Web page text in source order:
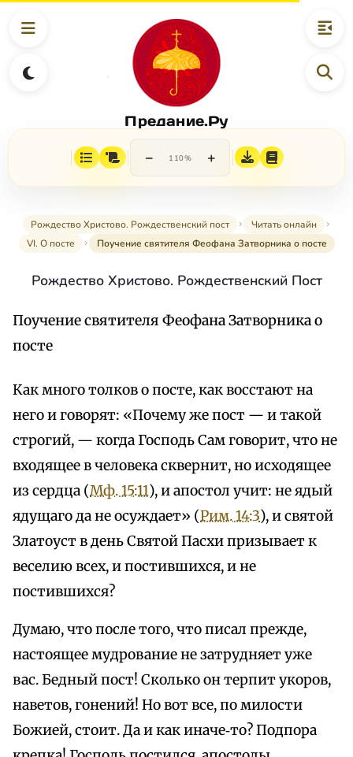
Предание.Ру
− 110% +
Рождество Христово. Рождественский пост
Читать онлайн
VI. О посте
Поучение святителя Феофана Затворника о посте
Рождество Христово. Рождественский Пост
Поучение святителя Феофана Затворника о
посте
Как много толков о посте, как восстают на
него и говорят: «Почему же пост — и такой
строгий, — когда Господь Сам говорит, что не
входящее в человека сквернит, но исходящее
из сердца (Мф. 15:11), и апостол учит: не ядый
ядущаго да не осуждает» (Рим. 14:3), и святой
Златоуст в день Святой Пасхи призывает к
веселию всех, и постившихся, и не
постившихся?
Думаю, что после того, что писал прежде,
настоящее мудрование не затрудняет уже
вас. Бедный пост! Сколько он терпит укоров,
наветов, гонений! Но вот все, по милости
Божией, стоит. Да и как иначе‑то? Подпора